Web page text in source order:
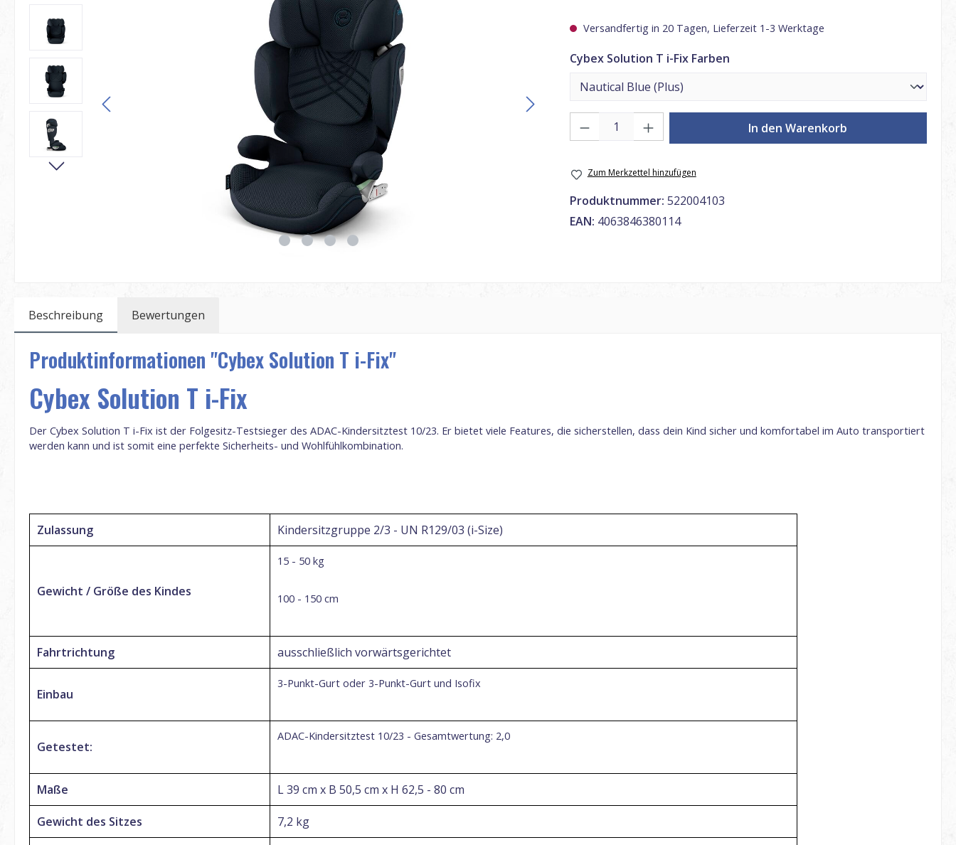
Versandfertig in 20 Tagen, Lieferzeit 1-3 Werktage
Cybex Solution T i-Fix Farbenauswählen
Produkt Anzahl: Gib den gewünschten Wert ein oder benutze die Schaltflächen um
In den Warenkorb
Zum Merkzettel hinzufügen
Produktnummer: 522004103
EAN: 4063846380114
Beschreibung Bewertungen
Produktinformationen "Cybex Solution T i-Fix"
Cybex Solution T i-Fix
Der Cybex Solution T i-Fix ist der Folgesitz-Testsieger des ADAC-Kindersitztest 10/23. Er bietet viele Features, die sicherstellen, dass dein Kind sicher und komfortabel im Auto transportiert
werden kann und ist somit eine perfekte Sicherheits- und Wohlfühlkombination.
Zulassung Kindersitzgruppe 2/3 - UN R129/03 (i-Size)
Gewicht / Größe des Kindes
15 - 50 kg
100 - 150 cm
Fahrtrichtung ausschließlich vorwärtsgerichtet
Einbau
3-Punkt-Gurt oder 3-Punkt-Gurt und Isofix
Getestet:
ADAC-Kindersitztest 10/23 - Gesamtwertung: 2,0
Maße L 39 cm x B 50,5 cm x H 62,5 - 80 cm
Gewicht des Sitzes 7,2 kg